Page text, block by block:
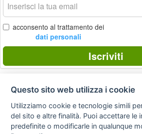
tua
email
acconsento al trattamento dei
dati personali
Iscriviti
Privacy
policy
Avviso
legale
Preferenze cookie
Questo sito web utilizza i cookie
Utilizziamo cookie e tecnologie simili
del sito e altre finalità. Puoi accettare le
predefinite o modificarle in qualunque